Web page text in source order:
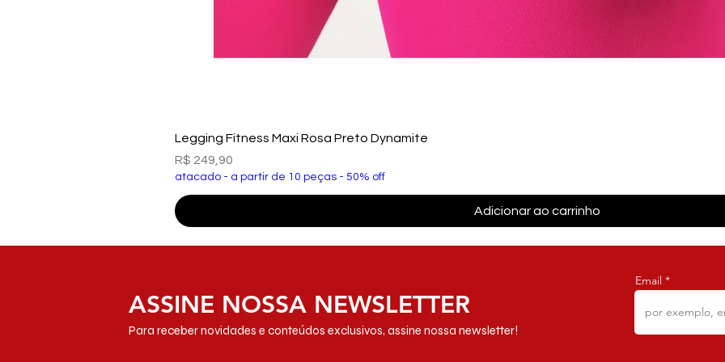
Legging Fitness Maxi Rosa Preto Dynamite
Preço
R$ 249,90
atacado - a partir de 10 peças - 50% off
Adicionar ao carrinho
ASSINE NOSSA NEWSLETTER
Para receber novidades e conteúdos exclusivos, assine nossa newsletter!
Email